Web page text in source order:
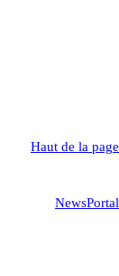
Haut de la page
NewsPortal